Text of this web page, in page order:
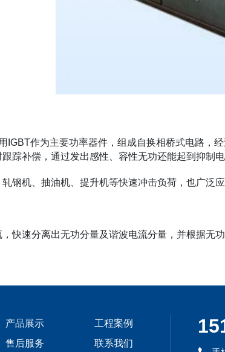
IGBT作为主要功率器件，组成自换相桥式电路，
踪补偿，通过发出感性、容性无功还能起到抑制电
钢机、抽油机、提升机等快速冲击负荷，也广泛
快速分离出无功分量及谐波电流分量，并根据无
产品展示
工程案例
售后服务 联系我们